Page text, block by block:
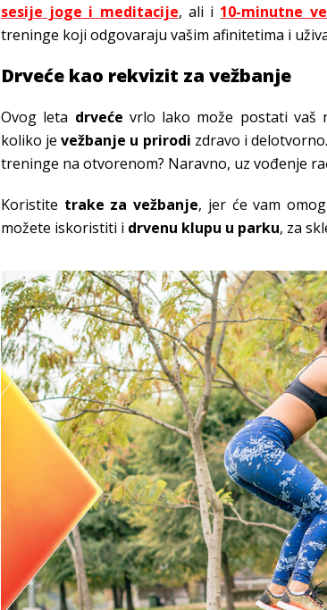
sesije joge i meditacije, ali i 10-minutne
treninge koji odgovaraju vašim afinitetima i
Drveće kao rekvizit za vežbanje
Ovog leta drveće vrlo lako može postati vaš
koliko jevežbanje u prirodi zdravo i
treninge na otvorenom? Naravno, uz vođenje
Koristite trake za vežbanje, jer će vam
možete iskoristiti i drvenu klupu u parku, za